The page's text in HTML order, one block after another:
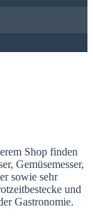
Shop finden
Gemüsemesser,
sowie sehr
und
Gastronomie.